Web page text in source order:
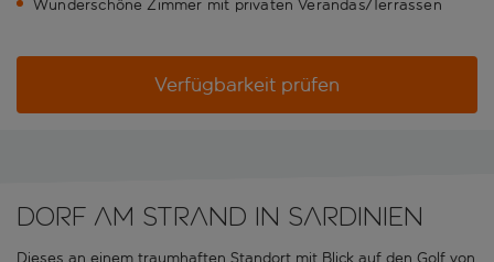
Wunderschöne Zimmer mit privaten Verandas/Terrassen
Verfügbarkeit prüfen
Dorf am Strand in Sardinien